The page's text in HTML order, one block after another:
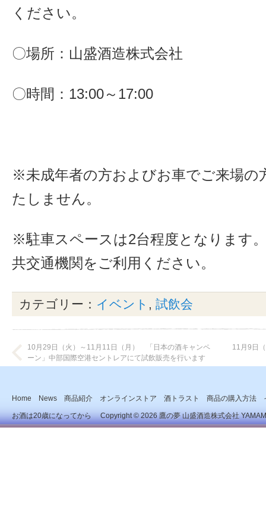
ください。
〇場所：山盛酒造株式会社
〇時間：13:00～17:00
※未成年者の方およびお車でご来場の
たしません。
※駐車スペースは2台程度となります
共交通機関をご利用ください。
カテゴリー： イベント , 試飲会
10月29日（火）～11月11日（月） 「日本の酒キャンペ
ーン」中部国際空港セントレアにて試飲販売を行います
11月9日
Home News 商品紹介 オンラインストア 酒トラスト 商品の購入方法
お酒は20歳になってから Copyright © 2026鷹の夢 山盛酒造株式会社